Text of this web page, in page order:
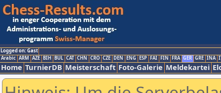
Logged on: Gast
Arabic ARM AZE BIH BUL CAT CHN CRO CZE DEN ENG ESP FAI FIN FRA GER GRE INA
Home TurnierDB Meisterschaft Foto-Galerie Meldekartei